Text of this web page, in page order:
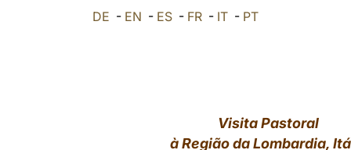
中文
DE - EN - ES - FR - IT - PT
Visita Pastoral
à Região da Lombardia,